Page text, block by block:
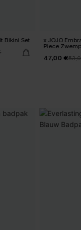
Bikini Set x JOJO
Piece
47,00 €